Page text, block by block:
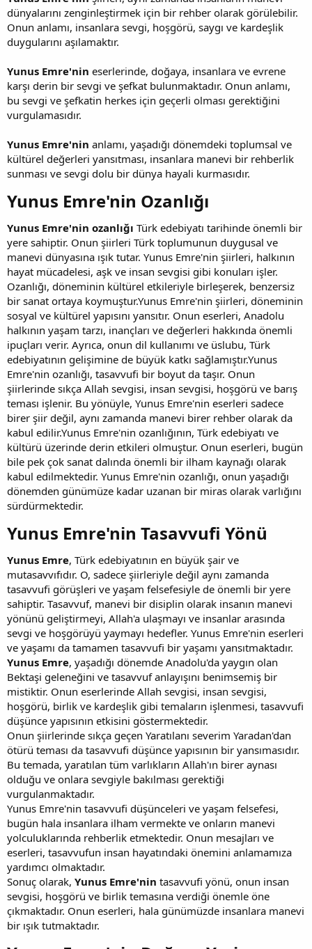
dünyalarını zenginleştirmek için bir rehber olarak görülebilir.
Onun anlamı, insanlara sevgi, hoşgörü, saygı ve kardeşlik
duygularını aşılamaktır.
Yunus Emre'nin eserlerinde, doğaya, insanlara ve evrene
karşı derin bir sevgi ve şefkat bulunmaktadır. Onun anlamı,
bu sevgi ve şefkatin herkes için geçerli olması gerektiğini
vurgulamasıdır.
Yunus Emre'nin anlamı, yaşadığı dönemdeki toplumsal ve
kültürel değerleri yansıtması, insanlara manevi bir rehberlik
sunması ve sevgi dolu bir dünya hayali kurmasıdır.
Yunus Emre'nin Ozanlığı​
Yunus Emre'nin ozanlığı Türk edebiyatı tarihinde önemli bir
yere sahiptir. Onun şiirleri Türk toplumunun duygusal ve
manevi dünyasına ışık tutar. Yunus Emre'nin şiirleri, halkının
hayat mücadelesi, aşk ve insan sevgisi gibi konuları işler.
Ozanlığı, döneminin kültürel etkileriyle birleşerek, benzersiz
bir sanat ortaya koymuştur.Yunus Emre'nin şiirleri, döneminin
sosyal ve kültürel yapısını yansıtır. Onun eserleri, Anadolu
halkının yaşam tarzı, inançları ve değerleri hakkında önemli
ipuçları verir. Ayrıca, onun dil kullanımı ve üslubu, Türk
edebiyatının gelişimine de büyük katkı sağlamıştır.Yunus
Emre'nin ozanlığı, tasavvufi bir boyut da taşır. Onun
şiirlerinde sıkça Allah sevgisi, insan sevgisi, hoşgörü ve barış
teması işlenir. Bu yönüyle, Yunus Emre'nin eserleri sadece
birer şiir değil, aynı zamanda manevi birer rehber olarak da
kabul edilir.Yunus Emre'nin ozanlığının, Türk edebiyatı ve
kültürü üzerinde derin etkileri olmuştur. Onun eserleri, bugün
bile pek çok sanat dalında önemli bir ilham kaynağı olarak
kabul edilmektedir. Yunus Emre'nin ozanlığı, onun yaşadığı
dönemden günümüze kadar uzanan bir miras olarak varlığını
sürdürmektedir.
Yunus Emre'nin Tasavvufi Yönü​
Yunus Emre, Türk edebiyatının en büyük şair ve
mutasavvıfıdır. O, sadece şiirleriyle değil aynı zamanda
tasavvufi görüşleri ve yaşam felsefesiyle de önemli bir yere
sahiptir. Tasavvuf, manevi bir disiplin olarak insanın manevi
yönünü geliştirmeyi, Allah'a ulaşmayı ve insanlar arasında
sevgi ve hoşgörüyü yaymayı hedefler. Yunus Emre'nin eserleri
ve yaşamı da tamamen tasavvufi bir yaşamı yansıtmaktadır.
Yunus Emre, yaşadığı dönemde Anadolu'da yaygın olan
Bektaşi geleneğini ve tasavvuf anlayışını benimsemiş bir
mistiktir. Onun eserlerinde Allah sevgisi, insan sevgisi,
hoşgörü, birlik ve kardeşlik gibi temaların işlenmesi, tasavvufi
düşünce yapısının etkisini göstermektedir.
Onun şiirlerinde sıkça geçen Yaratılanı severim Yaradan'dan
ötürü teması da tasavvufi düşünce yapısının bir yansımasıdır.
Bu temada, yaratılan tüm varlıkların Allah'ın birer aynası
olduğu ve onlara sevgiyle bakılması gerektiği
vurgulanmaktadır.
Yunus Emre'nin tasavvufi düşünceleri ve yaşam felsefesi,
bugün hala insanlara ilham vermekte ve onların manevi
yolculuklarında rehberlik etmektedir. Onun mesajları ve
eserleri, tasavvufun insan hayatındaki önemini anlamamıza
yardımcı olmaktadır.
Sonuç olarak, Yunus Emre'nin tasavvufi yönü, onun insan
sevgisi, hoşgörü ve birlik temasına verdiği önemle öne
çıkmaktadır. Onun eserleri, hala günümüzde insanlara manevi
bir ışık tutmaktadır.